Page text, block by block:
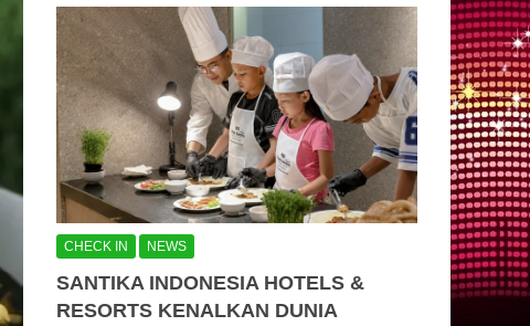
CHECK IN NEWS
SANTIKA INDONESIA HOTELS &
RESORTS KENALKAN DUNIA